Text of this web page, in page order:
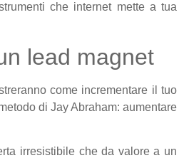
che internet mette a tua
lead magnet
come incrementare il tuo
di Jay Abraham: aumentare
irresistibile che da valore a un